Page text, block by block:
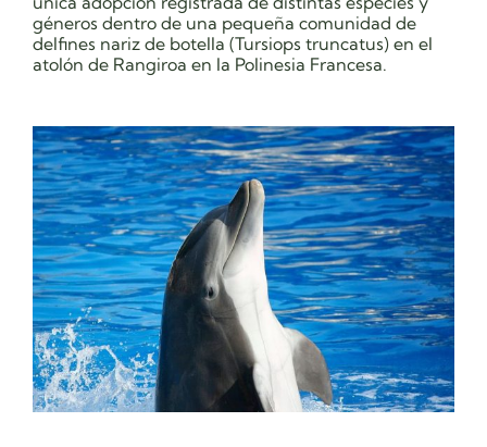
géneros dentro de una pequeña comunidad de
delfines nariz de botella (Tursiops truncatus) en el
atolón de Rangiroa en la Polinesia Francesa.